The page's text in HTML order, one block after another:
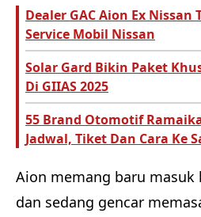
Dealer GAC Aion Ex Nissan
Service Mobil Nissan
Solar Gard Bikin Paket
Di GIIAS 2025
55 Brand Otomotif
Jadwal, Tiket Dan Cara Ke
Aion memang baru masuk
dan sedang gencar